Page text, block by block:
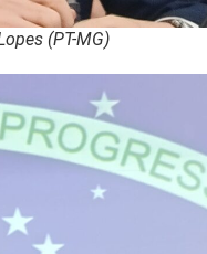
(PT-MG)